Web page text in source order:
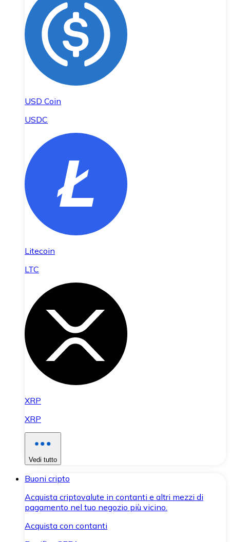
USD Coin
USDC
Litecoin
LTC
XRP
XRP
Vedi tutto
Buoni cripto
Acquista criptovalute in contanti e altri mezzi di
pagamento nel tuo negozio più vicino.
Acquista con contanti